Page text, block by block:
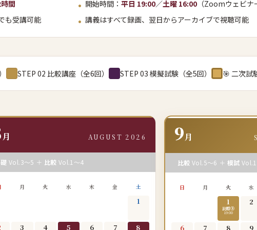
間 開始時間： 平日 19:00／土曜 16:00（Zoomウェビナ
も受講可能
講義はすべて録画、翌日からアーカイブで視聴可能
STEP 02 比較講座（全6回） STEP 03 模擬試験（全5回） 🎯 二次試
月 AUGUST 2026
Vol.3〜5 ＋ 比較 Vol.1〜4
月 火 水 木 金 土
1
3 4 5 6 7 8
9月
比較 Vol.5〜6 ＋ 模試
日 月 火 水
1
比較⑤
19:00
2
6 7 8 9